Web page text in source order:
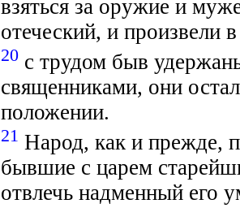
взяться за оружие и
отеческий, и произвели
20с трудом быв
священниками, они
положении.
21 Народ, как и прежде,
бывшие с царем
отвлечь надменный его